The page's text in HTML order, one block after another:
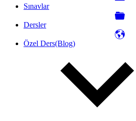
Sınavlar
Dersler
Özel Ders(Blog)